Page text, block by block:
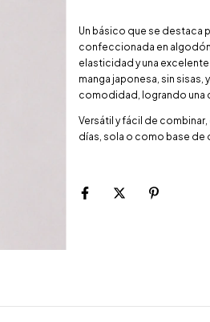
Un básico que se destaca
confeccionada en algodón
elasticidad y una
manga japonesa, sin sisas,
comodidad, logrando una
Versátil y fácil de
días, sola o como base de